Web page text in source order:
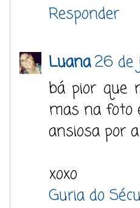
Responder
Luana26 de
bá pior que
mas na foto
ansiosa por
xoxo
Guria do